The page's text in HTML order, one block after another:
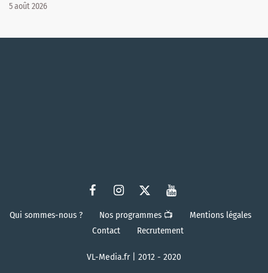
5 août 2026
Qui sommes-nous ? Nos programmes 📺
Mentions légales
Contact
Recrutement
VL-Media.fr | 2012 - 2020